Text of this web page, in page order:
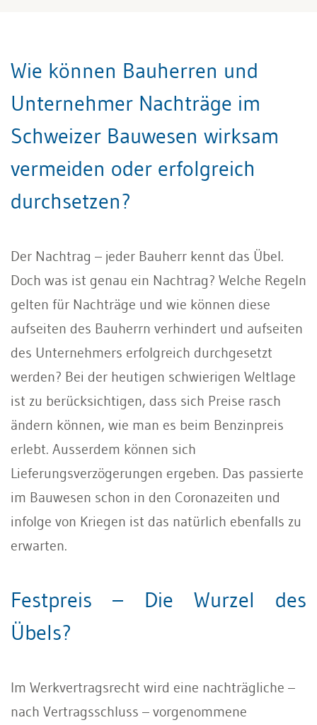
Wie können Bauherren und
Unternehmer Nachträge im
Schweizer Bauwesen wirksam
vermeiden oder erfolgreich
durchsetzen?
Der Nachtrag – jeder Bauherr kennt das Übel.
Doch was ist genau ein Nachtrag? Welche Regeln
gelten für Nachträge und wie können diese
aufseiten des Bauherrn verhindert und aufseiten
des Unternehmers erfolgreich durchgesetzt
werden? Bei der heutigen schwierigen Weltlage
ist zu berücksichtigen, dass sich Preise rasch
ändern können, wie man es beim Benzinpreis
erlebt. Ausserdem können sich
Lieferungsverzögerungen ergeben. Das passierte
im Bauwesen schon in den Coronazeiten und
infolge von Kriegen ist das natürlich ebenfalls zu
erwarten.
Festpreis – Die Wurzel des
Übels?
Im Werkvertragsrecht wird eine nachträgliche –
nach Vertragsschluss – vorgenommene